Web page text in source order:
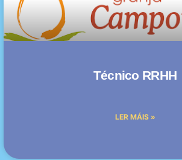
Técnico RRHH
LER MÁIS »